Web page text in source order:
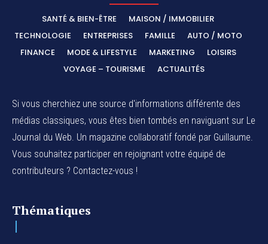
SANTÉ & BIEN-ÊTRE
MAISON / IMMOBILIER
TECHNOLOGIE
ENTREPRISES FAMILLE
AUTO / MOTO
FINANCE
MODE & LIFESTYLE MARKETING
LOISIRS
VOYAGE – TOURISME
ACTUALITÉS
Si vous cherchiez une source d'informations différente des
médias classiques, vous êtes bien tombés en naviguant sur Le
Journal du Web. Un magazine collaboratif fondé par Guillaume.
Vous souhaitez participer en rejoignant votre équipé de
contributeurs ? Contactez-vous !
Thématiques